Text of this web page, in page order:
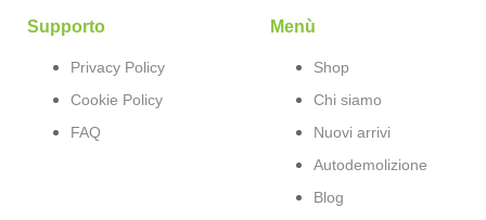
Supporto
Privacy Policy
Cookie Policy
FAQ
Menù
Shop
Chi siamo
Nuovi arrivi
Autodemolizione
Blog